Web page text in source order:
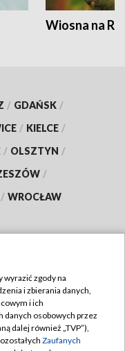
Wiosna na
/ GDAŃSK /
/ KIELCE /
/ OLSZTYN /
/
/ WROCŁAW
wyrazić zgody na
i zbierania danych,
i ich
danych osobowych przez
dalej również „TVP”),
Zaufanych